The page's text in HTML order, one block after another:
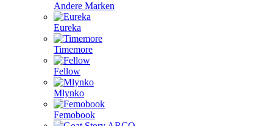
Andere Marken
Eureka
Timemore
Fellow
Mlynko
Femobook